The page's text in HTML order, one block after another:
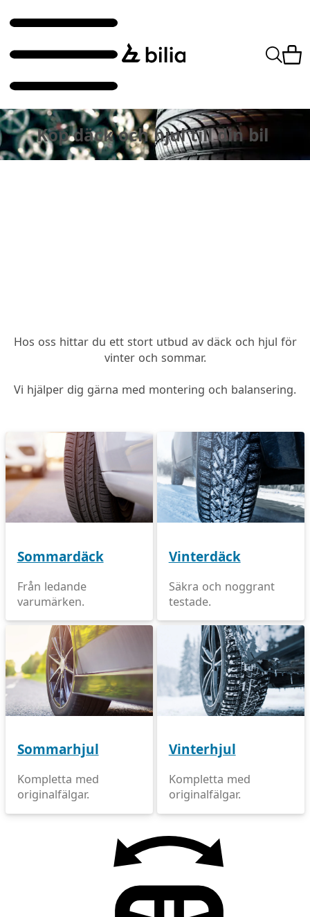
Köp däck och hjul till din bil
Hos oss hittar du ett stort utbud av däck och hjul för
vinter och sommar.
Vi hjälper dig gärna med montering och balansering.
Sommardäck
Från ledande
varumärken.
Vinterdäck
Säkra och noggrant
testade.
Sommarhjul
Kompletta med
originalfälgar.
Vinterhjul
Kompletta med
originalfälgar.